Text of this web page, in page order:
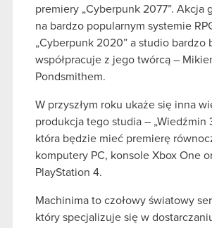
premiery „Cyberpunk 2077”. Akcja
na bardzo popularnym systemie
„Cyberpunk 2020” a studio bardzo
współpracuje z jego twórcą –
Pondsmithem.
W przyszłym roku ukaże się inna
produkcja tego studia – „Wiedźmin
która będzie mieć premierę
komputery PC, konsole Xbox One
PlayStation 4.
Machinima to czołowy światowy
który specjalizuje się w